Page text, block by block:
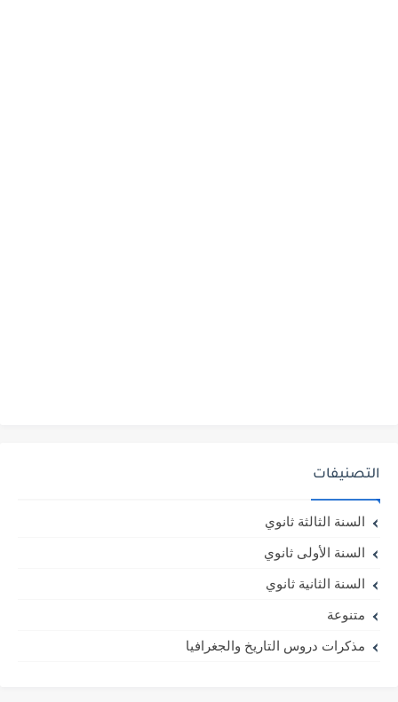
التصنيفات
السنة الثالثة ثانوي
السنة الأولى ثانوي
السنة الثانية ثانوي
متنوعة
مذكرات دروس التاريخ والجغرافيا